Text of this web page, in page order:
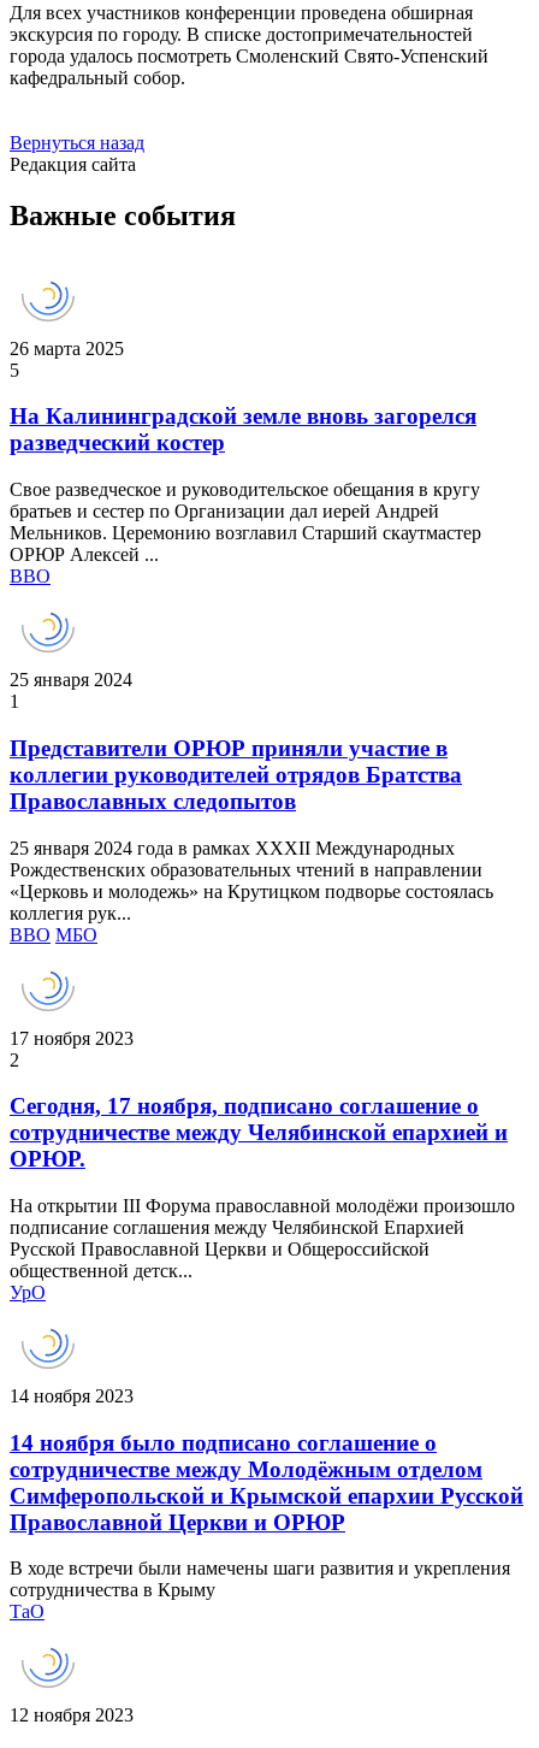
Для всех участников конференции проведена обширная
экскурсия по городу. В списке достопримечательностей
города удалось посмотреть Смоленский Свято-Успенский
кафедральный собор.
Вернуться назад
Редакция сайта
Важные события
26 марта 2025
5
На Калининградской земле вновь загорелся
разведческий костер
Свое разведческое и руководительское обещания в кругу
братьев и сестер по Организации дал иерей Андрей
Мельников. Церемонию возглавил Старший скаутмастер
ОРЮР Алексей ...
ВВО
25 января 2024
1
Представители ОРЮР приняли участие в
коллегии руководителей отрядов Братства
Православных следопытов
25 января 2024 года в рамках XXXII Международных
Рождественских образовательных чтений в направлении
«Церковь и молодежь» на Крутицком подворье состоялась
коллегия рук...
ВВО МБО
17 ноября 2023
2
Сегодня, 17 ноября, подписано соглашение о
сотрудничестве между Челябинской епархией и
ОРЮР.
На открытии III Форума православной молодёжи произошло
подписание соглашения между Челябинской Епархией
Русской Православной Церкви и Общероссийской
общественной детск...
УрО
14 ноября 2023
14 ноября было подписано соглашение о
сотрудничестве между Молодёжным отделом
Симферопольской и Крымской епархии Русской
Православной Церкви и ОРЮР
В ходе встречи были намечены шаги развития и укрепления
сотрудничества в Крыму
ТаО
12 ноября 2023